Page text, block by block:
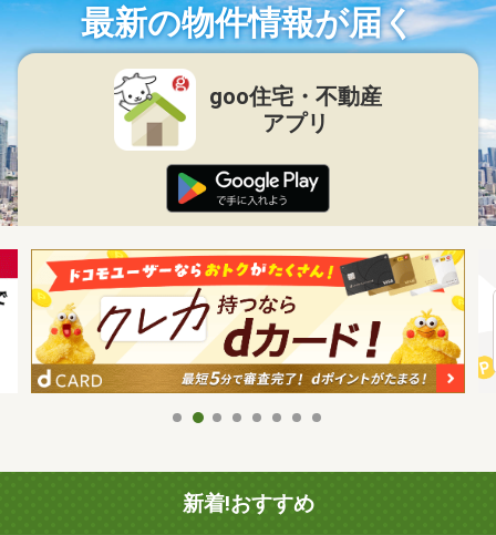
最新の物件情報が届く
goo住宅・不動産
アプリ
新着!おすすめ